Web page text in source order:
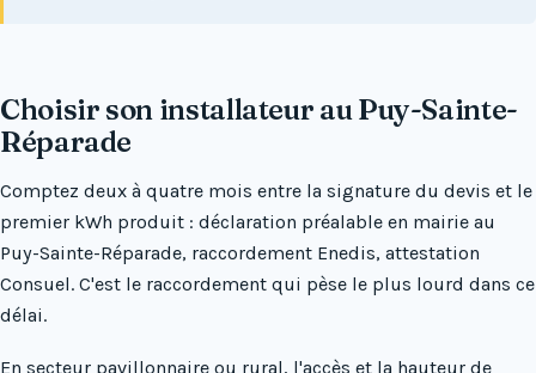
Choisir son installateur au Puy-Sainte-
Réparade
Comptez deux à quatre mois entre la signature du devis et le
premier kWh produit : déclaration préalable en mairie au
Puy-Sainte-Réparade, raccordement Enedis, attestation
Consuel. C'est le raccordement qui pèse le plus lourd dans ce
délai.
En secteur pavillonnaire ou rural, l'accès et la hauteur de